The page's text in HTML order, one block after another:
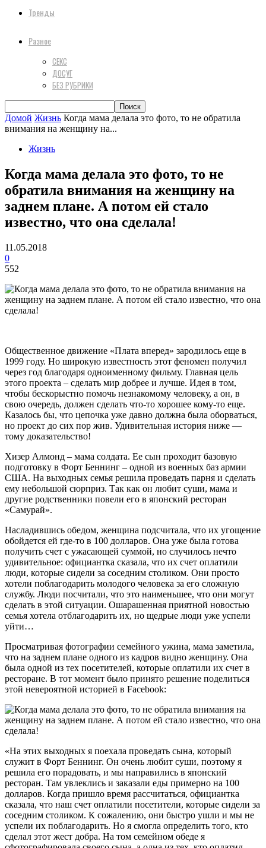
Тренды
Разное
СЕКС
ДОСУГ
БЕЗ РУБРИКИ
Домой Жизнь Когда мама делала это фото, то не обратила
внимания на женщину на...
Жизнь
Когда мама делала это фото, то не
обратила внимания на женщину на
заднем плане. А потом ей стало
известно, что она сделала!
11.05.2018
0
552
Общественное движение «Плата вперед» зародилось еще в
1999 году. Но широкую известность этот феномен получил
через год благодаря одноименному фильму. Главная цель
этого проекта – сделать мир добрее и лучше. Идея в том,
чтобы бескорыстно помочь незнакомому человеку, а он, в
свою очередь, должен сделать что-то хорошее кому-то еще.
Казалось бы, что цепочка уже давно должна была оборваться,
но проект до сих пор жив. Удивительная история ниже —
тому доказательство!
Хизер Алмонд – мама солдата. Ее сын проходит базовую
подготовку в Форт Беннинг – одной из военных баз армии
США. На выходных семья решила проведать парня и сделать
ему небольшой сюрприз. Так как он любит суши, мама и
другие родственники повели его в японский ресторан
«Самурай».
Насладившись обедом, женщина подсчитала, что их угощение
обойдется ей где-то в 100 долларов. Она уже была готова
получить счет с ужасающей суммой, но случилось нечто
удивительное: официантка сказала, что их счет оплатили
люди, которые сидели за соседним столиком. Они просто
хотели поблагодарить молодого человека за его сложную
службу. Люди посчитали, что это наименьшее, что они могут
сделать в этой ситуации. Ошарашенная приятной новостью
семья хотела отблагодарить их, но щедрые люди уже успели
уйти…
Просматривая фотографии семейного ужина, мама заметила,
что на заднем плане одного из кадров видно женщину. Она
была одной из тех посетителей, которые оплатили их счет в
ресторане. В тот момент было принято решение поделиться
этой невероятной историей в Facebook:
«На этих выходных я поехала проведать сына, который
служит в Форт Беннинг. Он очень любит суши, поэтому я
решила его порадовать, и мы направились в японский
ресторан. Там увлеклись и заказали еды примерно на 100
долларов. Когда пришло время рассчитаться, официантка
сказала, что наш счет оплатили посетители, которые сидели за
соседним столиком. К сожалению, они быстро ушли и мы не
успели их поблагодарить. Но я смогла определить того, кто
сделал этот жест добра. На том семейном обеде я